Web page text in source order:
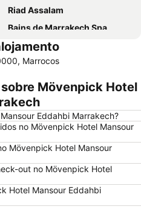
Riad Assalam
Bains de Marrakech Spa
Marrakesh Railway Station
Grand Casino Mamounia
El Badi Palace
Marrakech Stadium
Saadien Tombs
Sidi Mimoun Garden
Dar Si Said Museum
Al Maaden Golf Resort
Sidi Youssef Ben Ali
Marrakesh City Hall
Marrocos
Mövenpick Hotel
Eddahbi Marrakech?
no Mövenpick Hotel Mansour
Mövenpick Hotel Mansour
out no Mövenpick Hotel
Hotel Mansour Eddahbi